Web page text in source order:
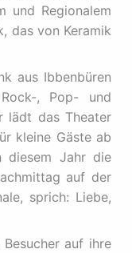
und Regionalem
das von Keramik
aus Ibbenbüren
, Pop- und
lädt das Theater
kleine Gäste ab
diesem Jahr die
auf der
sprich: Liebe,
auf ihre